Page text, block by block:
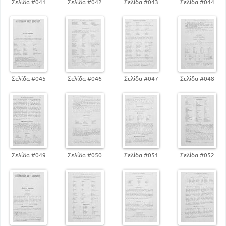
Εικοστό πέμπτο μάθημα
197
Εικοστό έκτο μάθημα
205
Εικοστό έβδομο μάθημα
213
Εικοστό όγδοο μάθημα
221
Εικοστό έννατο μάθημα
229
Τριακοστό μάθημα
237
Τριακοστό πρώτο μάθημα
245
Τριακοστό δεύτερο μάθημα
254
Τριακοστό τρίτο μάθημα
261
Τριακοστό τέταρτο μάθημα
269
Τριακοστό πέμπτο μάθημα
277
Σελίδα #041 Σελίδα #042 Σελίδα #043 Σελίδα #044
Σελίδα #045 Σελίδα #046 Σελίδα #047 Σελίδα #048
Σελίδα #049 Σελίδα #050 Σελίδα #051 Σελίδα #052